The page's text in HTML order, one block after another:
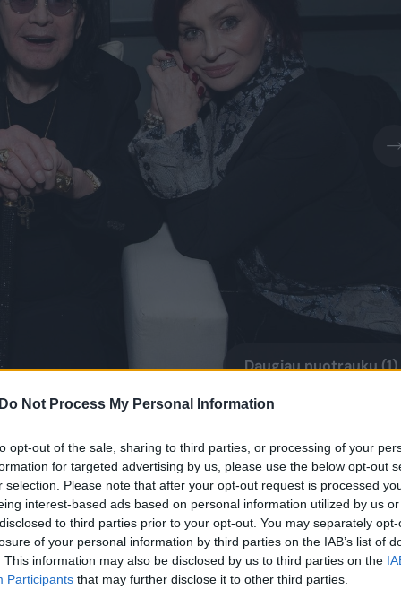
Do Not Process My Personal Information
opt-out of the sale, sharing to third parties, or processing of your
for targeted advertising by us, please use the below opt-out
selection. Please note that after your opt-out request is processed
interest-based ads based on personal information utilized by us
to third parties prior to your opt-out. You may separately
of your personal information by third parties on the IAB’s list of
This information may also be disclosed by us to third parties on the
Participants that may further disclose it to other third parties.
Daugiau nuotraukų (1)
ir juokėsi, visa šeima pietavo ne namuose,
kai žiniasklaidoje perskaitė, kad jos tėvas
sunkūs metai, jei kalbėtume apie jo